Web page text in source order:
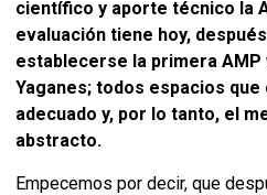
científico y aporte técnico la
evaluación tiene hoy,
establecerse la primera
Yaganes; todos espacios
adecuado y, por lo tanto, el
abstracto.
Empecemos por decir, que